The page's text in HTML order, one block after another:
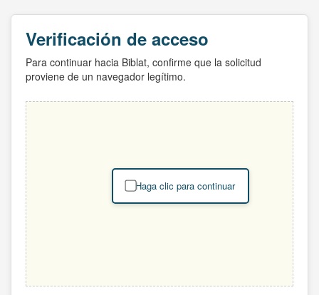
Verificación de acceso
Para continuar hacia Biblat, confirme que la solicitud
proviene de un navegador legítimo.
Haga clic para continuar